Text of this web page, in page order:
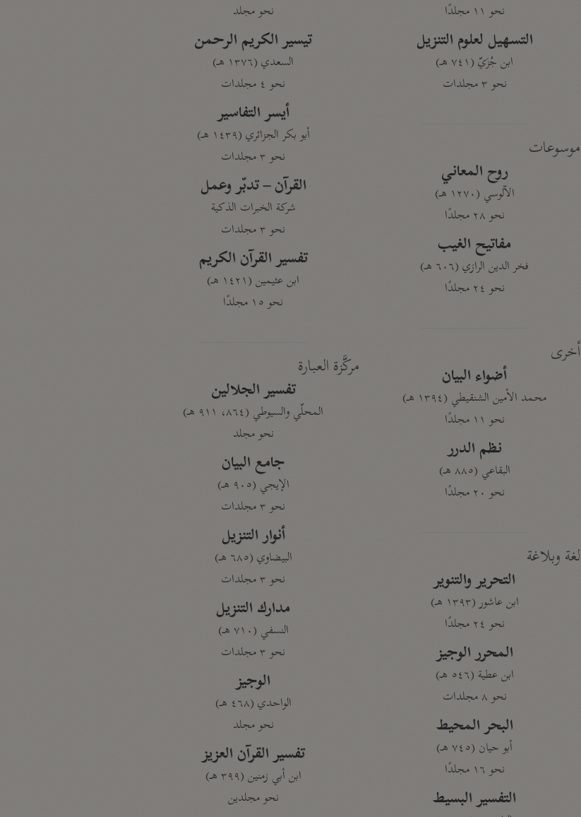
نحو ١١ مجلدًا
التسهيل لعلوم التنزيل
ابن جُزَيّ (٧٤١ هـ)
نحو ٣ مجلدات
موسوعات
روح المعاني
الآلوسي (١٢٧٠ هـ)
نحو ٢٨ مجلدًا
مفاتيح الغيب
فخر الدين الرازي (٦٠٦ هـ)
نحو ٢٤ مجلدًا
أخرى
أضواء البيان
محمد الأمين الشنقيطي (١٣٩٤ هـ)
نحو ١١ مجلدًا
نظم الدرر
البقاعي (٨٨٥ هـ)
نحو ٢٠ مجلدًا
لغة وبلاغة
التحرير والتنوير
ابن عاشور (١٣٩٣ هـ)
نحو ٢٤ مجلدًا
المحرر الوجيز
ابن عطية (٥٤٦ هـ)
نحو ٨ مجلدات
البحر المحيط
أبو حيان (٧٤٥ هـ)
نحو ١٦ مجلدًا
التفسير البسيط
نحو مجلد
تيسير الكريم الرحمن
السعدي (١٣٧٦ هـ)
نحو ٤ مجلدات
أيسر التفاسير
أبو بكر الجزائري (١٤٣٩ هـ)
نحو ٣ مجلدات
القرآن – تدبّر وعمل
شركة الخبرات الذكية
نحو ٣ مجلدات
تفسير القرآن الكريم
ابن عثيمين (١٤٢١ هـ)
نحو ١٥ مجلدًا
مركَّزة العبارة
تفسير الجلالين
المحلّي والسيوطي (٨٦٤، ٩١١ هـ)
نحو مجلد
جامع البيان
الإيجي (٩٠٥ هـ)
نحو ٣ مجلدات
أنوار التنزيل
البيضاوي (٦٨٥ هـ)
نحو ٣ مجلدات
مدارك التنزيل
النسفي (٧١٠ هـ)
نحو ٣ مجلدات
الوجيز
الواحدي (٤٦٨ هـ)
نحو مجلد
تفسير القرآن العزيز
ابن أبي زمنين (٣٩٩ هـ)
نحو مجلدين